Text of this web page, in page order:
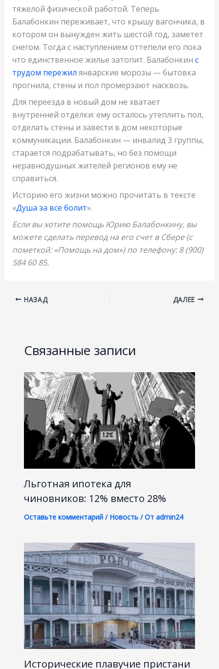
тяжелой физической работой. Теперь
Балабонкин переживает, что крышу вагончика, в
котором он вынужден жить шестой год, заметет
снегом. Тогда с наступлением оттепели его пока
что единственное жилье затопит. Балабонкин с
трудом пережил январские морозы — бытовка
прогнила, стены и пол промерзают насквозь.
Для переезда в новый дом не хватает
внутренней отделки: ему осталось утеплить пол,
отделать стены и завести в дом некоторые
коммуникации. Балабонкин — инвалид 3 группы,
старается подрабатывать, но без помощи
неравнодушных жителей регионов ему не
справиться.
Историю его жизни можно прочитать в тексте
«Душа за все болит».
Если вы хотите помощь Юрию Балабонкину, вы
можете сделать перевод на его счет в Сбере (с
пометкой: «Помощь на дом») по телефону: 8 (900)
584 60 85.
НАЗАД ДАЛЕЕ
Связанные записи
Льготная ипотека для
чиновников: 12% вместо 28%
Оставьте комментарий / Новость/ От admin24
Исторические плавучие пристани